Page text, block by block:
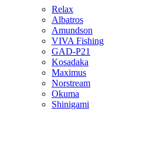
Relax
Albatros
Amundson
VIVA Fishing
GAD-P21
Kosadaka
Maximus
Norstream
Okuma
Shinigami